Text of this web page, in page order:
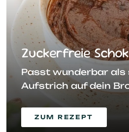
Zuckerfreie
Passt wunderbar als
Aufstrich auf dein
ZUM REZEPT